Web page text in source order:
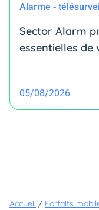
Alarme -
Sector Alarm
essentielles
05/08/2026
Accueil / Forfaits